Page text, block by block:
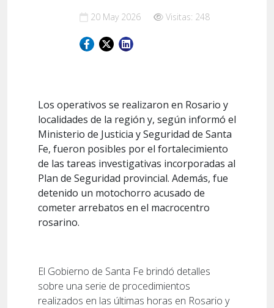
20 May 2026 Visitas: 248
Los operativos se realizaron en Rosario y
localidades de la región y, según informó el
Ministerio de Justicia y Seguridad de Santa
Fe, fueron posibles por el fortalecimiento
de las tareas investigativas incorporadas al
Plan de Seguridad provincial. Además, fue
detenido un motochorro acusado de
cometer arrebatos en el macrocentro
rosarino.
El Gobierno de Santa Fe brindó detalles
sobre una serie de procedimientos
realizados en las últimas horas en Rosario y